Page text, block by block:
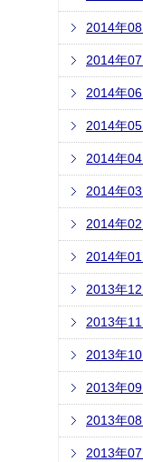
2014年08
2014年07
2014年06
2014年05
2014年04
2014年03
2014年02
2014年01
2013年12
2013年11
2013年10
2013年09
2013年08
2013年07